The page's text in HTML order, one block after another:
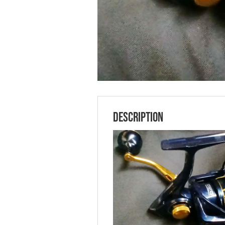
Description